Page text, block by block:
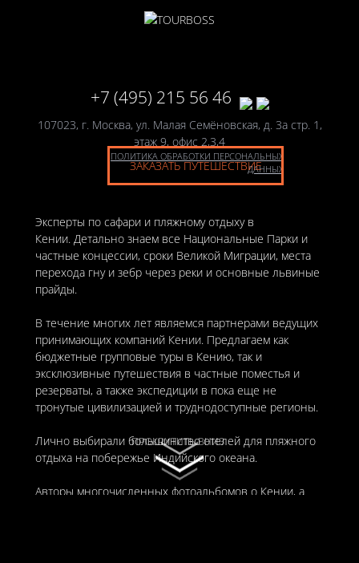
ПРОКРУТИТЬ ВНИЗ
+7 (495) 215 56 46
107023, г. Москва, ул. Малая Семёновская, д. 3а стр. 1,
этаж 9, офис 2,3,4
ПОЛИТИКА ОБРАБОТКИ ПЕРСОНАЛЬНЫХ
ДАННЫХ
ЗАКАЗАТЬ ПУТЕШЕСТВИЕ
Эксперты по сафари и пляжному отдыху в
Кении. Детально знаем все Национальные Парки и
частные концессии, сроки Великой Миграции, места
перехода гну и зебр через реки и основные львиные
прайды.
В течение многих лет являемся партнерами ведущих
принимающих компаний Кении. Предлагаем как
бюджетные групповые туры в Кению, так и
эксклюзивные путешествия в частные поместья и
резерваты, а также экспедиции в пока еще не
тронутые цивилизацией и труднодоступные регионы.
Лично выбирали большинство отелей для пляжного
отдыха на побережье Индийского океана.
Авторы многочисленных фотоальбомов о Кении, а